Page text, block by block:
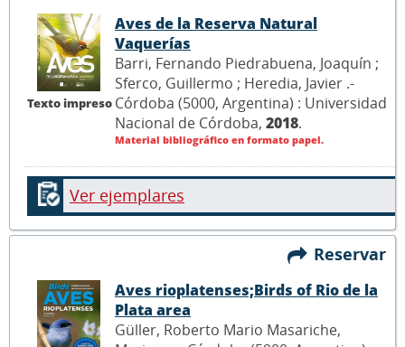
Texto impreso
Aves de la Reserva Natural
Vaquerías
Barri, Fernando Piedrabuena, Joaquín ;
Sferco, Guillermo ; Heredia, Javier .-
Córdoba (5000, Argentina) : Universidad
Nacional de Córdoba, 2018.
Material bibliográfico en formato papel.
Ver ejemplares
Reservar
Aves rioplatenses;Birds of Rio de la
Plata area
Güller, Roberto Mario Masariche,